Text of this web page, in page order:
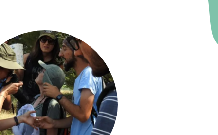
i art
ciència amb nosaltres
educatius
NOTÍCIES I AGENDA
Agenda
Esdeveniments anteriors
Actualitat
Notícies